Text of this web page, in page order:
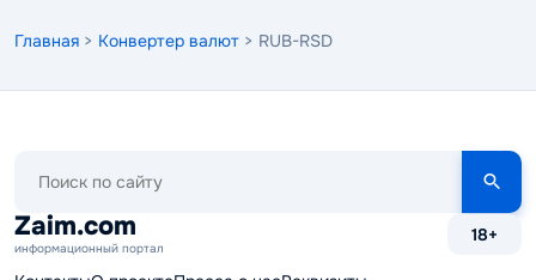
Главная > Конвертер валют > RUB-RSD
сайту
Zaim.com
информационный портал
18+